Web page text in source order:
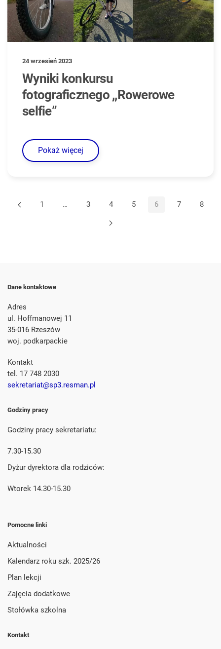
24 wrzesień 2023
Wyniki konkursu
fotograficznego ,,Rowerowe
selfie”
Pokaż więcej
1 … 3 4 5 6 7 8
Dane kontaktowe
Adres
ul. Hoffmanowej 11
35-016 Rzeszów
woj. podkarpackie
Kontakt
tel. 17 748 2030
sekretariat@sp3.resman.pl
Godziny pracy
Godziny pracy sekretariatu:
7.30-15.30
Dyżur dyrektora dla rodziców:
Wtorek 14.30-15.30
Pomocne linki
Aktualności
Kalendarz roku szk. 2025/26
Plan lekcji
Zajęcia dodatkowe
Stołówka szkolna
Kontakt